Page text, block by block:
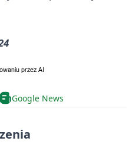
Google News